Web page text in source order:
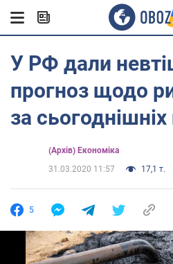
У РФ дали
прогноз щодо
за сьогоднішніх
(Архів) Економіка
31.03.2020 11:57
17,1 т.
5